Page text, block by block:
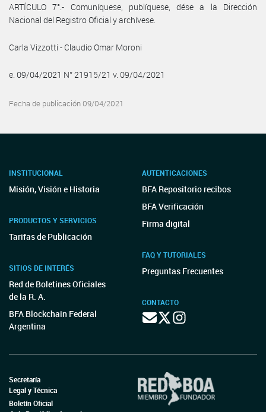
ARTÍCULO 7°.- Comuníquese, publíquese, dése a la Dirección
Nacional del Registro Oficial y archívese.
Carla Vizzotti - Claudio Omar Moroni
e. 09/04/2021 N° 21915/21 v. 09/04/2021
Fecha de publicación 09/04/2021
INSTITUCIONAL
Misión, Visión e Historia
PRODUCTOS Y SERVICIOS
Tarifas de Publicación
SITIOS DE INTERÉS
Red de Boletines Oficiales
de la R. A.
BFA Blockchain Federal
Argentina
AUTENTICACIONES
BFA Repositorio recibos
BFA Verificación
Firma digital
FAQ Y TUTORIALES
Preguntas Frecuentes
CONTACTO
Secretaría
Legal y Técnica
Boletín Oficial